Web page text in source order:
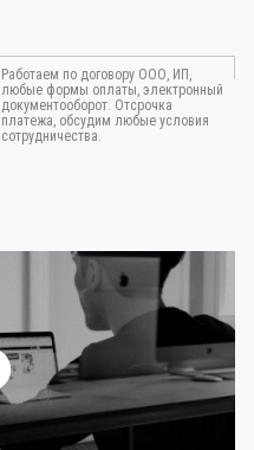
Работаем по договору ООО, ИП,
любые формы оплаты, электронный
документооборот. Отсрочка
платежа, обсудим любые условия
сотрудничества.